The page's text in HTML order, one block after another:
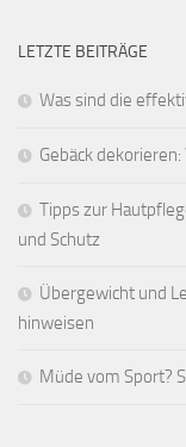
LETZTE BEITRÄGE
Was sind die
Gebäck
Tipps zur
und Schutz
Übergewicht und
hinweisen
Müde vom Sport?